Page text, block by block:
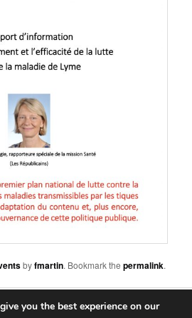
byfmartin. Bookmark thepermalink.
you the best experience on our